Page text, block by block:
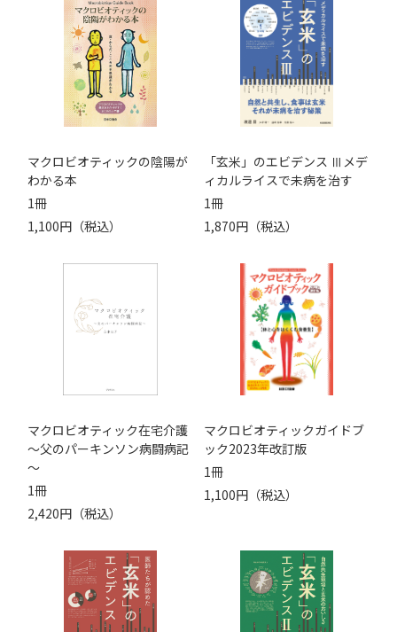
マクロビオティックの陰陽が
わかる本
1冊
1,100円（税込）
「玄米」のエビデンス Ⅲメデ
ィカルライスで未病を治す
1冊
1,870円（税込）
マクロビオティック在宅介護
～父のパーキンソン病闘病記
～
1冊
2,420円（税込）
マクロビオティックガイドブ
ック2023年改訂版
1冊
1,100円（税込）